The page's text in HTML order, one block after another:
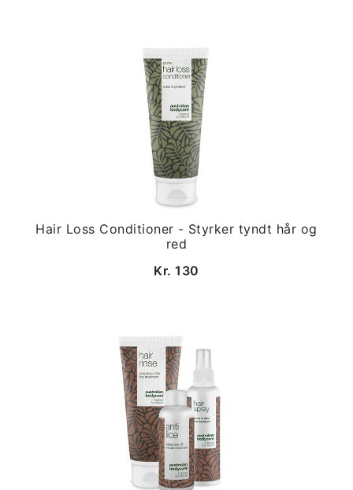
Hair Loss Conditioner - Styrker tyndt hår og
red
Kr. 130